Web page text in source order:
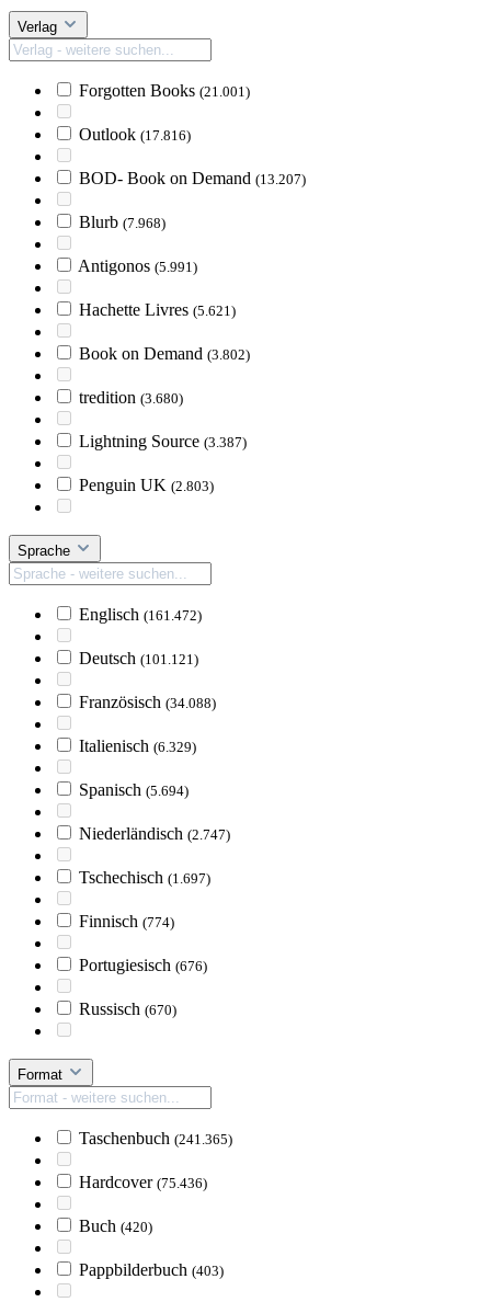
Verlag
Forgotten Books (21.001)
Outlook (17.816)
BOD- Book on Demand (13.207)
Blurb (7.968)
Antigonos (5.991)
Hachette Livres (5.621)
Book on Demand (3.802)
tredition (3.680)
Lightning Source (3.387)
Penguin UK (2.803)
Sprache
Englisch (161.472)
Deutsch (101.121)
Französisch (34.088)
Italienisch (6.329)
Spanisch (5.694)
Niederländisch (2.747)
Tschechisch (1.697)
Finnisch (774)
Portugiesisch (676)
Russisch (670)
Format
Taschenbuch (241.365)
Hardcover (75.436)
Buch (420)
Pappbilderbuch (403)